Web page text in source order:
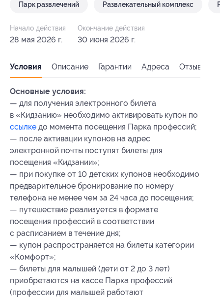
Парк развлечений Развлекательный комплекс
Начало действия
28 мая 2026 г.
Окончание действия
30 июня 2026 г.
Условия Описание Гарантии Адреса Отзывы
Основные условия:
— для получения электронного билета
в «Кидзанию» необходимо активировать купон по
ссылке до момента посещения Парка профессий;
— после активации купонов на адрес
электронной почты поступят билеты для
посещения «Кидзании»;
— при покупке от 10 детских купонов необходимо
предварительное бронирование по номеру
телефона ‪не менее чем за 24 часа до посещения;‬‬‬‬‬‬‬‬
— путешествие реализуется в формате
посещения профессий в соответствии
с расписанием в течение дня;
— купон распространяется на билеты категории
«Комфорт»;
— билеты для малышей (дети от 2 до 3 лет)
приобретаются на кассе Парка профессий
(профессии для малышей работают